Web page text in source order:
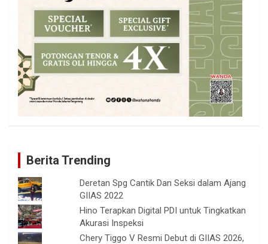
Berita Trending
Deretan Spg Cantik Dan Seksi dalam Ajang
GIIAS 2022
Hino Terapkan Digital PDI untuk Tingkatkan
Akurasi Inspeksi
Chery Tiggo V Resmi Debut di GIIAS 2026,